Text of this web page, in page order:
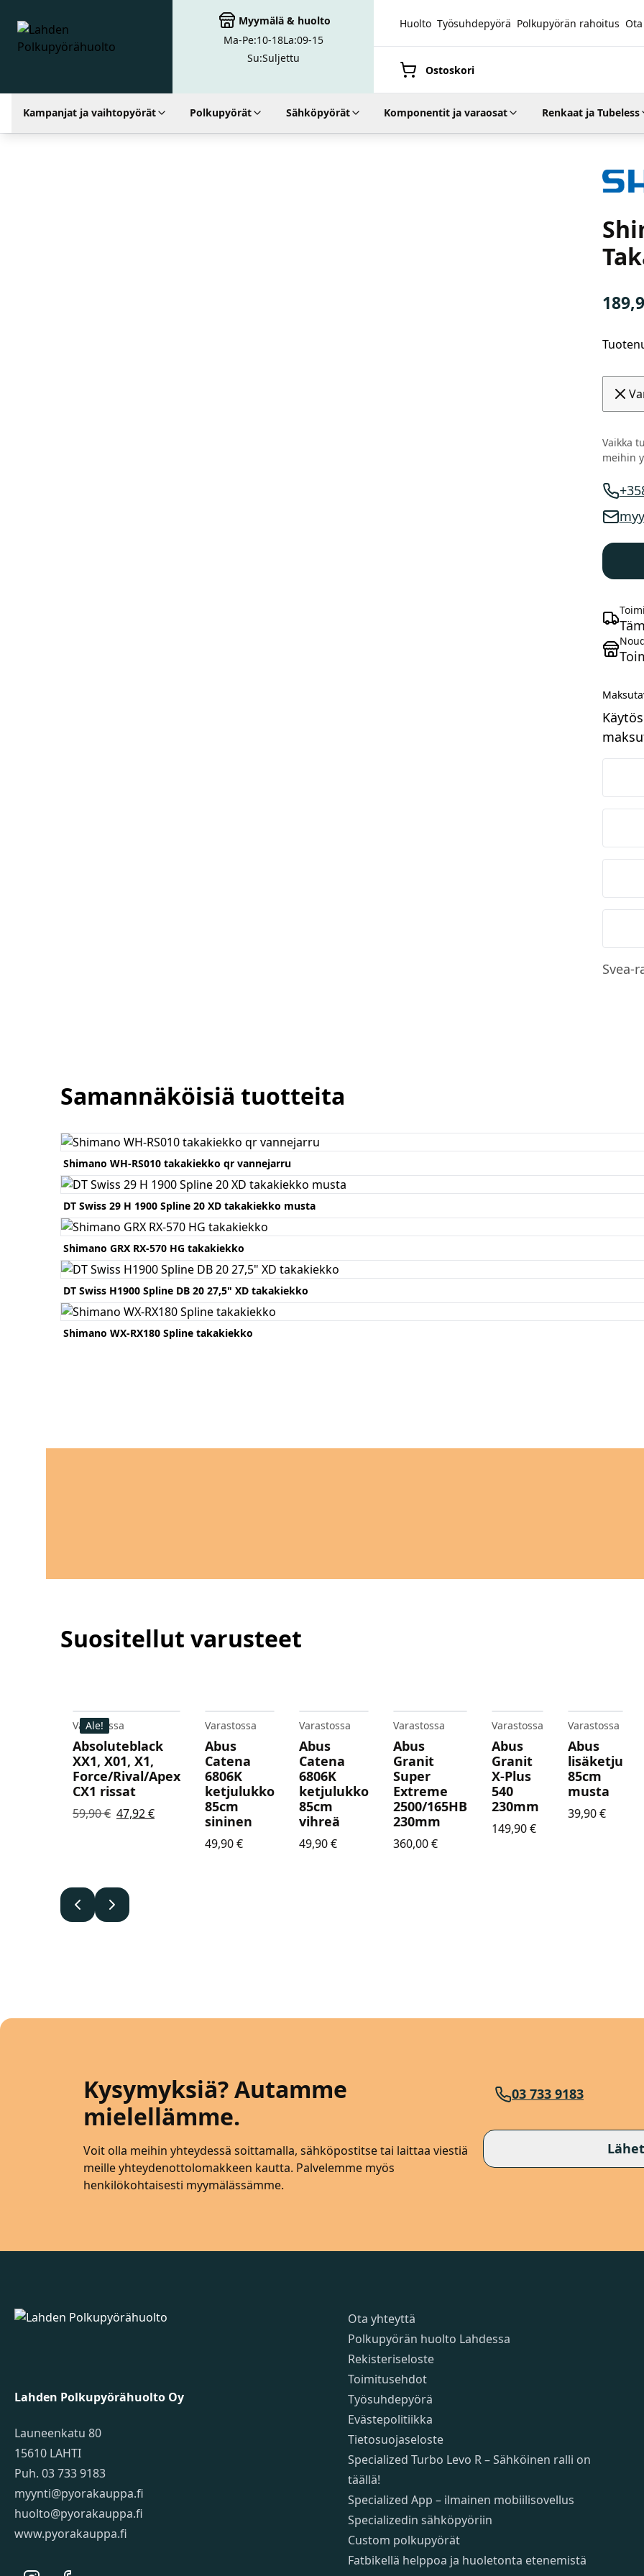
Lahden Polkupyörähuolto - etusivulle
Myymälä & huolto
Ma-Pe:10-18La:09-15
Su:Suljettu
Huolto Työsuhdepyörä Polkupyörän rahoitus
Ostoskori
Kampanjat ja vaihtopyörät Polkupyörät Sähköpyörät Komponentit ja varaosat Renkaat ja Tubeless
Suurenna kuva
Vaikka
meihin
Svea-
Samannäköisiä tuotteita
Katso tuote
Shimano WH-RS010 takakiekko qr vannejarru
Katso tuote
DT Swiss 29 H 1900 Spline 20 XD takakiekko musta
Katso tuote
Shimano GRX RX-570 HG takakiekko
Katso tuote
DT Swiss H1900 Spline DB 20 27,5" XD takakiekko
Katso tuote
Shimano WX-RX180 Spline takakiekko
Suositellut varusteet
Ale!
Varastossa
Absoluteblack
XX1, X01, X1,
Force/Rival/Apex
CX1 rissat
59,90€ Alkuperäinen
47,92€
Nykyinen
Varastossa
Abus
Catena
6806K
ketjulukko
85cm
sininen
49,90€
Varastossa
Abus
Catena
6806K
ketjulukko
85cm
vihreä
49,90€
Varastossa
Abus
Granit
Super
Extreme
2500/165HB
230mm
360,00€
Varastossa
Abus
Granit
X-Plus
540
230mm
149,90€
Varastossa
Abus
lisäketju
85cm
musta
39,90€
EdellinenSeuraava
Kysymyksiä? Autamme
mielellämme.
Voit olla meihin yhteydessä soittamalla, sähköpostitse tai laittaa viestiä
meille yhteydenottolomakkeen kautta. Palvelemme myös
henkilökohtaisesti myymälässämme.
03 733 9183
Lahden Polkupyörähuolto - etusivulle
Lahden Polkupyörähuolto Oy
Launeenkatu 80
15610 LAHTI
Puh. 03 733 9183
myynti@pyorakauppa.fi
huolto@pyorakauppa.fi
www.pyorakauppa.fi
SivutOta yhteyttä
Polkupyörän huolto Lahdessa
Rekisteriseloste
Toimitusehdot
Työsuhdepyörä
Evästepolitiikka
Tietosuojaseloste
Specialized Turbo Levo R – Sähköinen ralli on
täällä!
Specialized App – ilmainen mobiilisovellus
Specializedin sähköpyöriin
Custom polkupyörät
Fatbikellä helppoa ja huoletonta etenemistä